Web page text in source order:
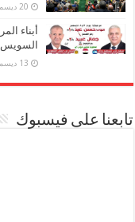
20 ديسمبر، 2020
أبناء
13 ديسمبر، 2020
تابعنا على فيسبوك